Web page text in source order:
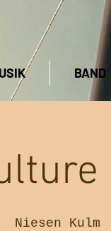
BAND
Niesen Kulm